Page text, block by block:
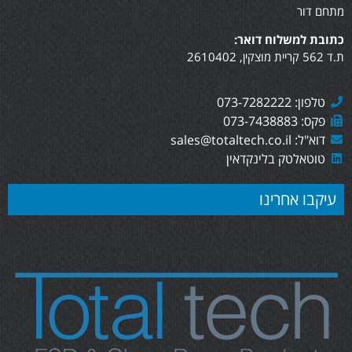
מתחם דור
כתובת למשלוח דואר:
ת.ד 562 קריית מוצקין, 2610402
טלפון: 073-7282222
פקס: 073-7438883
דוא"ל: sales@totaltech.co.il
טוטאלטק בלינקדאין
עיקבו אחרינו